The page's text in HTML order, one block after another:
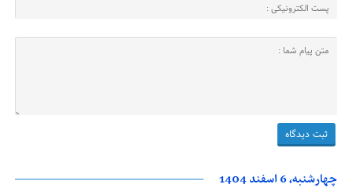
چهارشنبه، 6 اسفند 1404